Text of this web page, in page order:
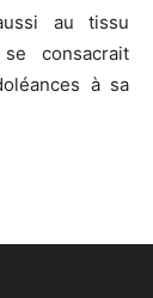
au tissu
consacrait
à sa